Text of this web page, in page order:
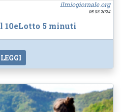
ilmiogiornale.org
05.03.2024
10eLotto 5 minuti
LEGGI